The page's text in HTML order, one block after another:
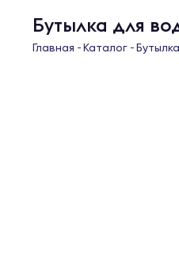
Бутылка для
Главная Каталог